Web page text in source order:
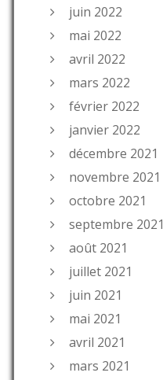
juin 2022
mai 2022
avril 2022
mars 2022
février 2022
janvier 2022
décembre 2021
novembre 2021
octobre 2021
septembre 2021
août 2021
juillet 2021
juin 2021
mai 2021
avril 2021
mars 2021